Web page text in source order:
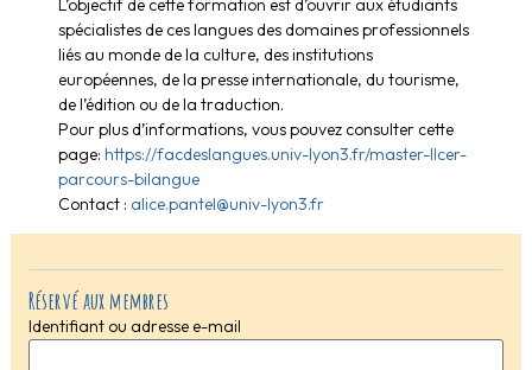
Réservé aux membres
Identifiant ou adresse e-mail
L’objectif de cette formation est d’ouvrir aux étudiants
spécialistes de ces langues des domaines professionnels
liés au monde de la culture, des institutions
européennes, de la presse internationale, du tourisme,
de l’édition ou de la traduction.
Pour plus d’informations, vous pouvez consulter cette
page: https://facdeslangues.univ-lyon3.fr/master-llcer-
parcours-bilangue
Contact : alice.pantel@univ-lyon3.fr